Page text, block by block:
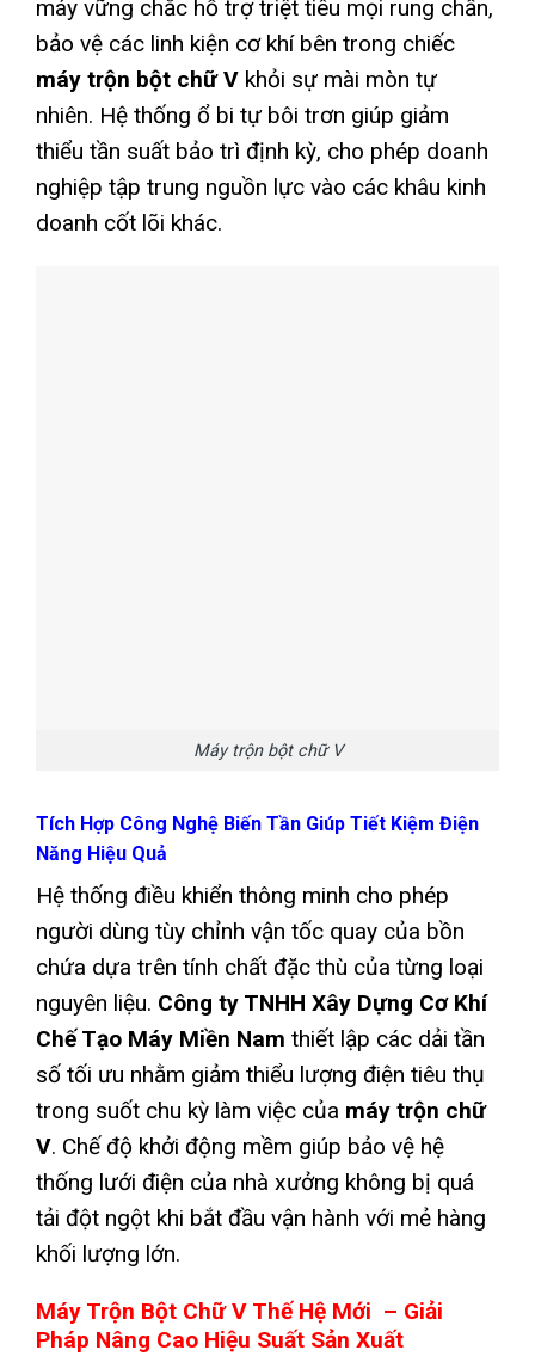
máy vững chắc hỗ trợ triệt tiêu mọi rung chấn,
bảo vệ các linh kiện cơ khí bên trong chiếc
máy trộn bột chữ V khỏi sự mài mòn tự
nhiên. Hệ thống ổ bi tự bôi trơn giúp giảm
thiểu tần suất bảo trì định kỳ, cho phép doanh
nghiệp tập trung nguồn lực vào các khâu kinh
doanh cốt lõi khác.
Máy trộn bột chữ V
Tích Hợp Công Nghệ Biến Tần Giúp Tiết Kiệm Điện
Năng Hiệu Quả
Hệ thống điều khiển thông minh cho phép
người dùng tùy chỉnh vận tốc quay của bồn
chứa dựa trên tính chất đặc thù của từng loại
nguyên liệu. Công ty TNHH Xây Dựng Cơ Khí
Chế Tạo Máy Miền Nam thiết lập các dải tần
số tối ưu nhằm giảm thiểu lượng điện tiêu thụ
trong suốt chu kỳ làm việc của máy trộn chữ
V. Chế độ khởi động mềm giúp bảo vệ hệ
thống lưới điện của nhà xưởng không bị quá
tải đột ngột khi bắt đầu vận hành với mẻ hàng
khối lượng lớn.
Máy Trộn Bột Chữ V Thế Hệ Mới – Giải
Pháp Nâng Cao Hiệu Suất Sản Xuất